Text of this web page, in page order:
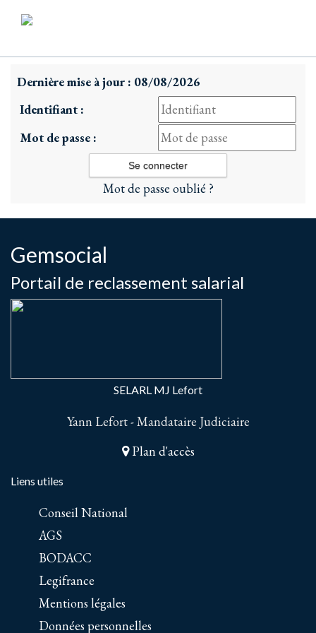
Dernière mise à jour : 08/08/2026
Identifiant :
Mot de passe :
Mot de passe oublié ?
Gemsocial
Portail de reclassement salarial
SELARL MJ Lefort
Yann Lefort - Mandataire Judiciaire
Plan d'accès
Liens utiles
Conseil National
AGS
BODACC
Legifrance
Mentions légales
Données personnelles